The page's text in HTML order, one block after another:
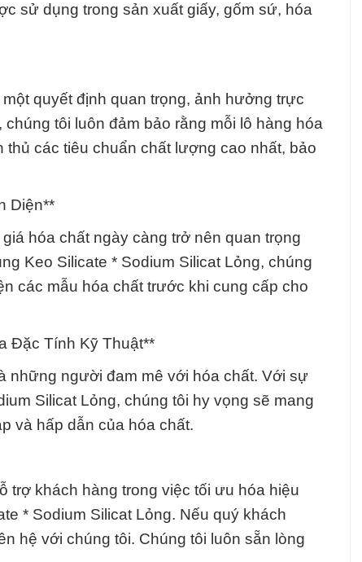
sử dụng trong sản xuất giấy, gốm sứ, hóa
quyết định quan trọng, ảnh hưởng trực
tôi luôn đảm bảo rằng mỗi lô hàng hóa
các tiêu chuẩn chất lượng cao nhất, bảo
Diện**
hóa chất ngày càng trở nên quan trọng
Keo Silicate * Sodium Silicat Lỏng, chúng
các mẫu hóa chất trước khi cung cấp cho
Đặc Tính Kỹ Thuật**
những người đam mê với hóa chất. Với sự
Silicat Lỏng, chúng tôi hy vọng sẽ mang
và hấp dẫn của hóa chất.
trợ khách hàng trong việc tối ưu hóa hiệu
* Sodium Silicat Lỏng. Nếu quý khách
hệ với chúng tôi. Chúng tôi luôn sẵn lòng